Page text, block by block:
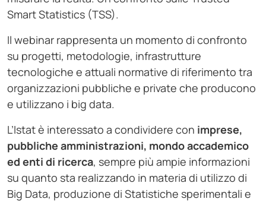
Smart Statistics (TSS).
Il webinar rappresenta un momento di confronto
su progetti, metodologie, infrastrutture
tecnologiche e attuali normative di riferimento tra
organizzazioni pubbliche e private che producono
e utilizzano i big data.
L’Istat è interessato a condividere con imprese,
pubbliche amministrazioni, mondo accademico
ed enti di ricerca, sempre più ampie informazioni
su quanto sta realizzando in materia di utilizzo di
Big Data, produzione di Statistiche sperimentali e